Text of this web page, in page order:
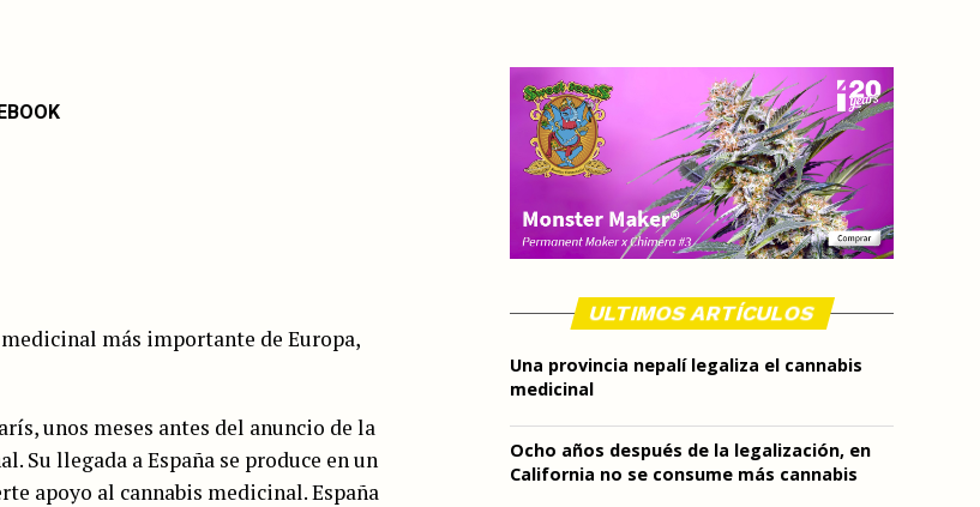
más importante de Europa,
unos meses antes del anuncio de la
Su llegada a España se produce en un
apoyo al cannabis medicinal. España
ULTIMOS ARTÍCULOS
Una provincia nepalí legaliza el cannabis
medicinal
Ocho años después de la legalización, en
California no se consume más cannabis